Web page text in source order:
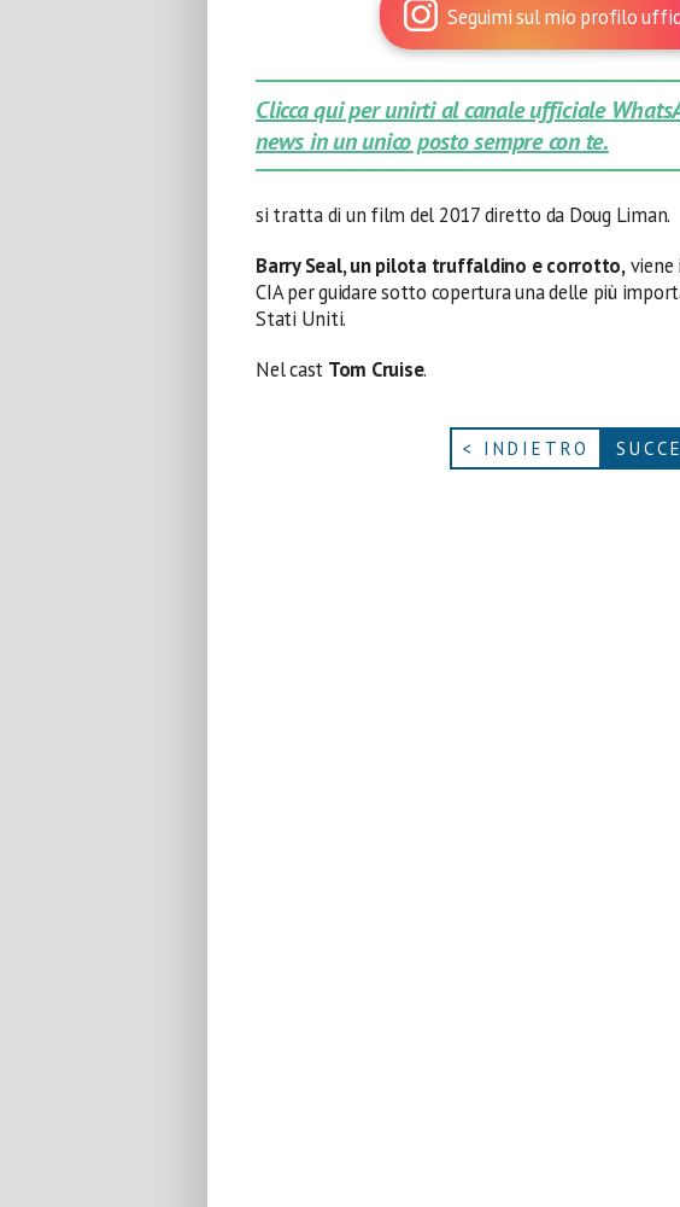
Seguimi sul mio profilo
Clicca qui per unirti al canale ufficiale
news in un unico posto sempre con te.
si tratta di un film del 2017 diretto da Doug Liman.
Barry Seal, un pilota truffaldino e corrotto,viene
CIA per guidare sotto copertura una delle più
Stati Uniti.
Nel cast Tom Cruise.
< INDIETRO